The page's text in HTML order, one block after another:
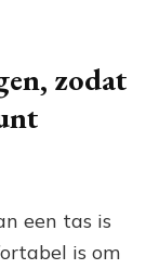
zodat
een tas is
is om